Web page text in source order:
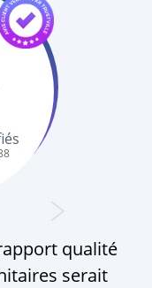
qualité
serait